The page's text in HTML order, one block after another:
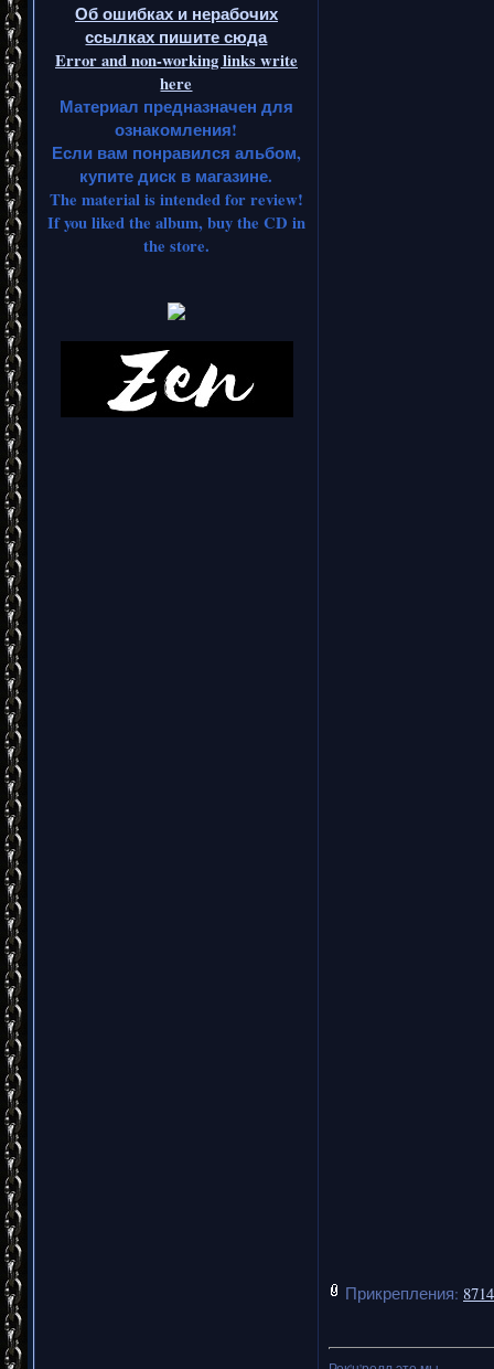
Об ошибках и нерабочих
ссылках пишите сюда
Error and non-working links write
here
Материал предназначен для
ознакомления!
Если вам понравился альбом,
купите диск в магазине.
The material is intended for review!
If you liked the album, buy the CD in
the store.
Прикрепления: